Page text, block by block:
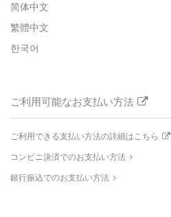
简体中文
繁體中文
한국어
ご利用可能なお支払い方法
ご利用できる支払い方法の詳細はこちら
コンビニ決済でのお支払い方法
銀行振込でのお支払い方法